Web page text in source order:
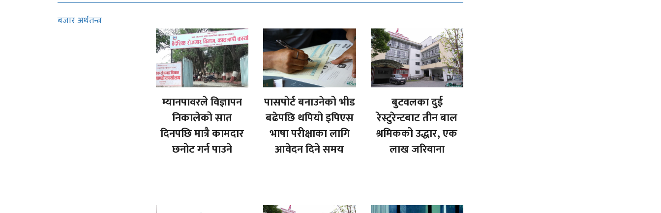
बजार अर्थतन्त्र
म्यानपावरले विज्ञापन
निकालेको सात
दिनपछि मात्रै कामदार
छनोट गर्न पाउने
पासपोर्ट बनाउनेको भीड
बढेपछि थपियो इपिएस
भाषा परीक्षाका लागि
आवेदन दिने समय
बुटवलका दुई
रेस्टुरेन्टबाट तीन बाल
श्रमिकको उद्धार, एक
लाख जरिवाना